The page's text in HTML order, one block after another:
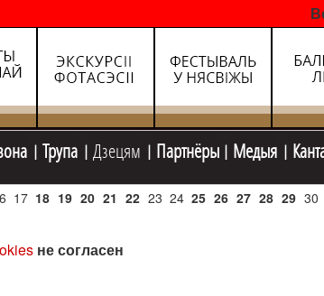
Трупа Дзецям Партнёры Медыя
17 18 19 20 21 22 23 24 25 26 27 28 29 30
не согласен